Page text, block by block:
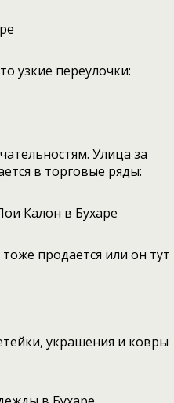
узкие переулочки:
Улица за
в торговые ряды:
продается или он тут
украшения и ковры